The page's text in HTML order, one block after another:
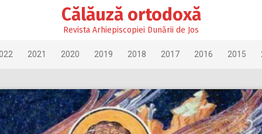
Călăuză ortodoxă
Revista Arhiepiscopiei Dunării de Jos
2021 2020 2019 2018 2017 2016 2015